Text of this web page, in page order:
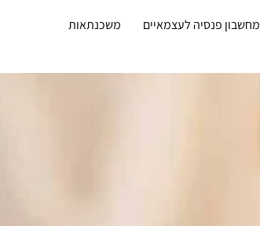
מחשבון פנסיה לעצמאיים
משכנתאות